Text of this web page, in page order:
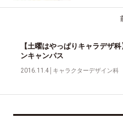
【土曜はやっぱりキャラデザ
ンキャンパス
2016.11.4 キャラクターデザイン科